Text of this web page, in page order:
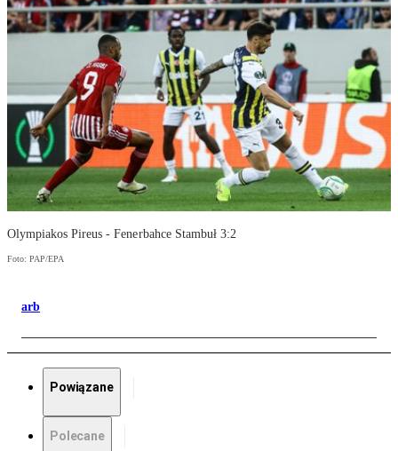
Olympiakos Pireus - Fenerbahce Stambuł 3:2
Foto: PAP/EPA
arb
Powiązane
Polecane